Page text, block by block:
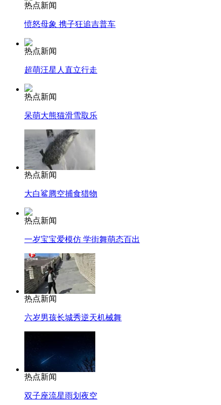
热点新闻
愤怒母象 携子狂追吉普车
热点新闻
超萌汪星人直立行走
热点新闻
呆萌大熊猫滑雪取乐
热点新闻
大白鲨腾空捕食猎物
热点新闻
一岁宝宝爱模仿 学街舞萌态百出
热点新闻
六岁男孩长城秀逆天机械舞
热点新闻
双子座流星雨划夜空